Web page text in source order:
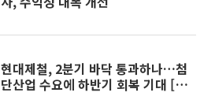
현대제철, 2분기 바닥 통과하나…첨
단산업 수요에 하반기 회복 기대 [종